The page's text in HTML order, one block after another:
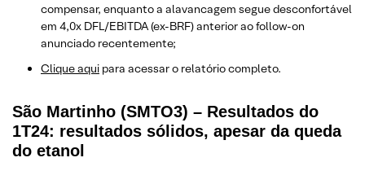
compensar, enquanto a alavancagem segue desconfortável
em 4,0x DFL/EBITDA (ex-BRF) anterior ao follow-on
anunciado recentemente;
Clique aqui para acessar o relatório completo.
São Martinho (SMTO3) – Resultados do
1T24: resultados sólidos, apesar da queda
do etanol